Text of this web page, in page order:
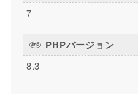
7
PHPバージョン
8.3